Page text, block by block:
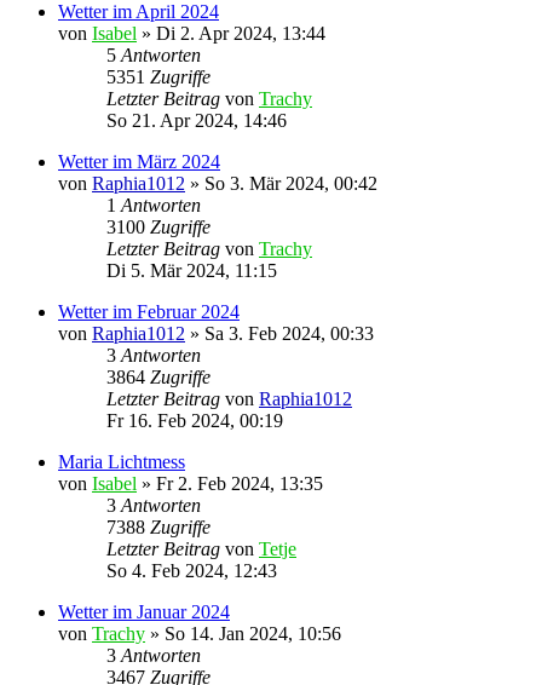
Wetter im April 2024
von Isabel » Di 2. Apr 2024, 13:44
5Antworten
5351 Zugriffe
Letzter Beitrag von Trachy
So 21. Apr 2024, 14:46
Wetter im März 2024
von Raphia1012 » So 3. Mär 2024, 00:42
1Antworten
3100 Zugriffe
Letzter Beitrag von Trachy
Di 5. Mär 2024, 11:15
Wetter im Februar 2024
von Raphia1012 » Sa 3. Feb 2024, 00:33
3Antworten
3864 Zugriffe
Letzter Beitrag von Raphia1012
Fr 16. Feb 2024, 00:19
Maria Lichtmess
von Isabel » Fr 2. Feb 2024, 13:35
3Antworten
7388 Zugriffe
Letzter Beitrag von Tetje
So 4. Feb 2024, 12:43
Wetter im Januar 2024
von Trachy » So 14. Jan 2024, 10:56
3Antworten
3467 Zugriffe